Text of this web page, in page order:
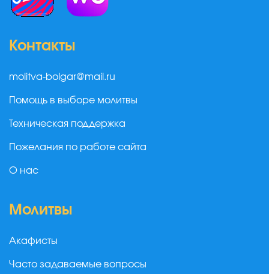
Контакты
molitva-bolgar@mail.ru
Помощь в выборе молитвы
Техническая поддержка
Пожелания по работе сайта
О нас
Молитвы
Акафисты
Часто задаваемые вопросы